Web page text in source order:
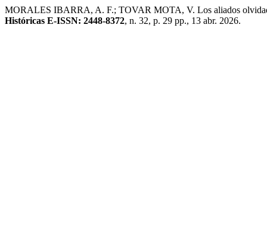
MORALES IBARRA, A. F.; TOVAR MOTA, V. Los aliados
Históricas E-ISSN: 2448-8372, n. 32, p. 29 pp., 13 abr. 2026.